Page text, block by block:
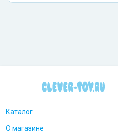
Каталог
О магазине